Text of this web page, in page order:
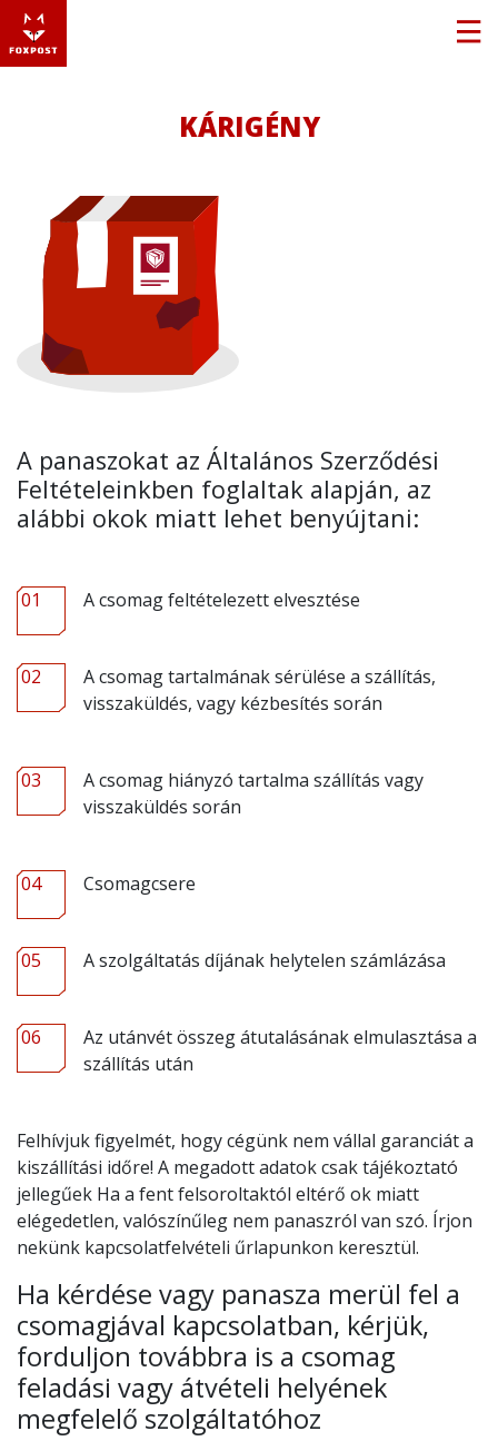
KÁRIGÉNY
A panaszokat az Általános Szerződési
Feltételeinkben foglaltak alapján, az
alábbi okok miatt lehet benyújtani:
01 A csomag feltételezett elvesztése
02
A csomag tartalmának sérülése a szállítás,
visszaküldés, vagy kézbesítés során
03
A csomag hiányzó tartalma szállítás vagy
visszaküldés során
04 Csomagcsere
05 A szolgáltatás díjának helytelen számlázása
06
Az utánvét összeg átutalásának elmulasztása a
szállítás után
Felhívjuk figyelmét, hogy cégünk nem vállal garanciát a
kiszállítási időre! A megadott adatok csak tájékoztató
jellegűek Ha a fent felsoroltaktól eltérő ok miatt
elégedetlen, valószínűleg nem panaszról van szó. Írjon
nekünk kapcsolatfelvételi űrlapunkon keresztül.
Ha kérdése vagy panasza merül fel a
csomagjával kapcsolatban, kérjük,
forduljon továbbra is a csomag
feladási vagy átvételi helyének
megfelelő szolgáltatóhoz